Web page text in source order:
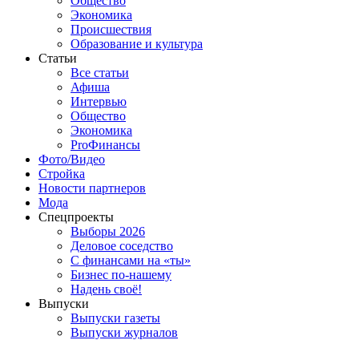
Экономика
Происшествия
Образование и культура
Статьи
Все статьи
Афиша
Интервью
Общество
Экономика
ProФинансы
Фото/Видео
Стройка
Новости партнеров
Мода
Спецпроекты
Выборы 2026
Деловое соседство
С финансами на «ты»
Бизнес по-нашему
Надень своё!
Выпуски
Выпуски газеты
Выпуски журналов